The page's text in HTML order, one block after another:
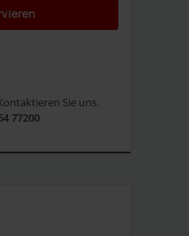
Sie uns.
77200